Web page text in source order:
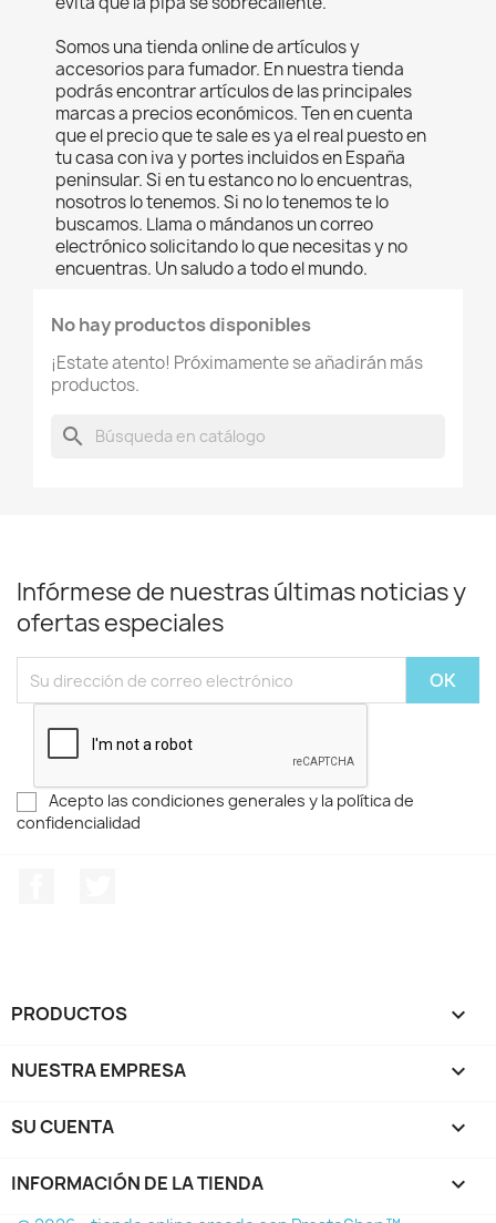
Somos una tienda online de artículos y
accesorios para fumador. En nuestra tienda
podrás encontrar artículos de las principales
marcas a precios económicos. Ten en cuenta
que el precio que te sale es ya el real puesto en
tu casa con iva y portes incluidos en España
peninsular. Si en tu estanco no lo encuentras,
nosotros lo tenemos. Si no lo tenemos te lo
buscamos. Llama o mándanos un correo
electrónico solicitando lo que necesitas y no
encuentras. Un saludo a todo el mundo.
No hay productos disponibles
¡Estate atento! Próximamente se añadirán más
productos.
search
Infórmese de nuestras últimas noticias y
ofertas especiales
Acepto las condiciones generales y la política de
confidencialidad
PRODUCTOS 
NUESTRA EMPRESA 
SU CUENTA 
INFORMACIÓN DE LA TIENDA keyboard_arrow_down